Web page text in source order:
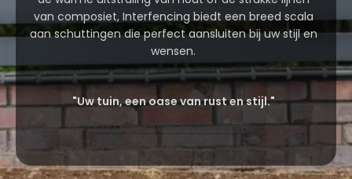
van composiet, Interfencing biedt een breed scala
aan schuttingen die perfect aansluiten bij uw stijl en
wensen.
"Uw tuin, een oase van rust en stijl."
Plan een Gratis Adviesgesprek